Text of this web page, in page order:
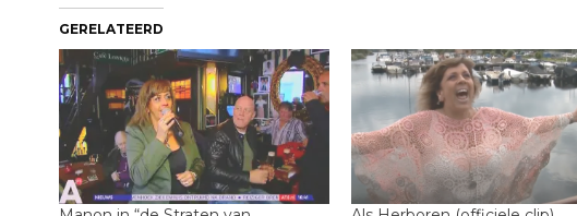
GERELATEERD